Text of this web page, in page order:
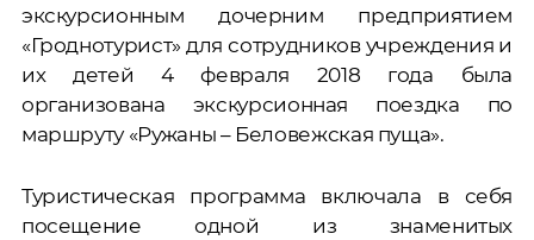
экскурсионным дочерним предприятием
«Гроднотурист» для сотрудников учреждения и
их детей 4 февраля 2018 года была
организована экскурсионная поездка по
маршруту «Ружаны – Беловежская пуща».
Туристическая программа включала в себя
посещение одной из знаменитых